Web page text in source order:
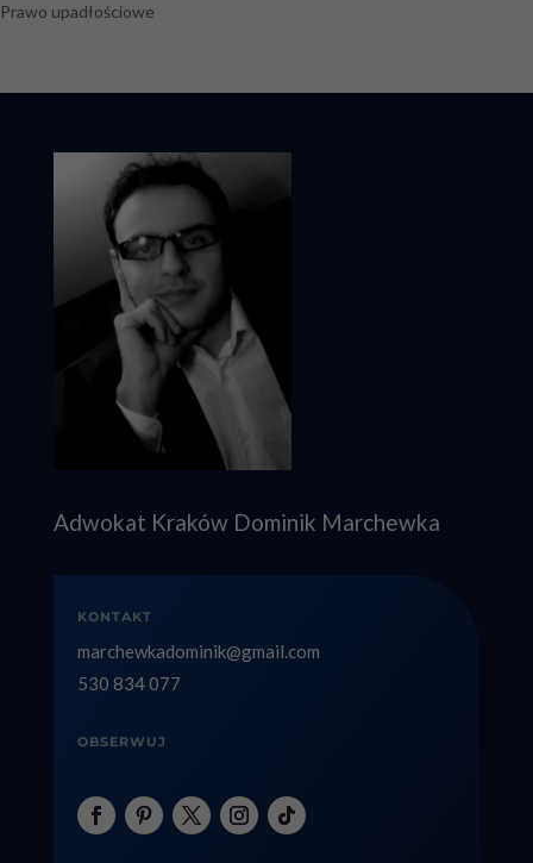
Prawo upadłościowe
Adwokat Kraków Dominik Marchewka
KONTAKT
marchewkadominik@gmail.com
530 834 077
OBSERWUJ